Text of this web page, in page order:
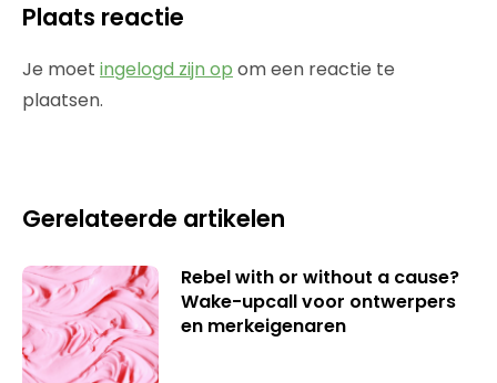
Plaats reactie
Je moet ingelogd zijn op om een reactie te
plaatsen.
Gerelateerde artikelen
Rebel with or without a cause?
Wake-upcall voor ontwerpers
en merkeigenaren